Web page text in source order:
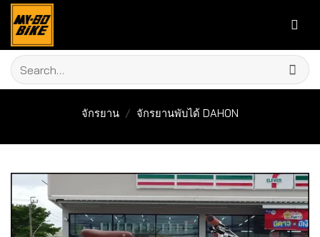
Skip
content
Search
for:
จักรยาน / จักรยานพับได้ DAHON